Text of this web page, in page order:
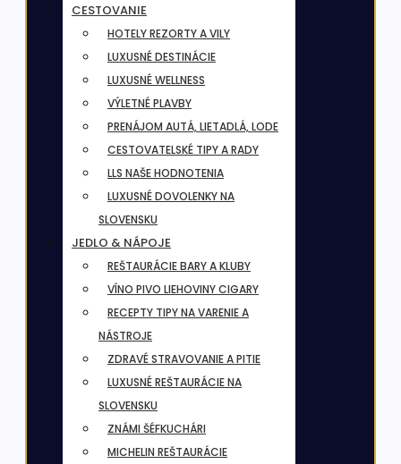
CESTOVANIE
HOTELY REZORTY A VILY
LUXUSNÉ DESTINÁCIE
LUXUSNÉ WELLNESS
VÝLETNÉ PLAVBY
PRENÁJOM AUTÁ, LIETADLÁ, LODE
CESTOVATELSKÉ TIPY A RADY
LLS NAŠE HODNOTENIA
LUXUSNÉ DOVOLENKY NA
SLOVENSKU
JEDLO & NÁPOJE
REŠTAURÁCIE BARY A KLUBY
VÍNO PIVO LIEHOVINY CIGARY
RECEPTY TIPY NA VARENIE A
NÁSTROJE
ZDRAVÉ STRAVOVANIE A PITIE
LUXUSNÉ REŠTAURÁCIE NA
SLOVENSKU
ZNÁMI ŠÉFKUCHÁRI
MICHELIN REŠTAURÁCIE